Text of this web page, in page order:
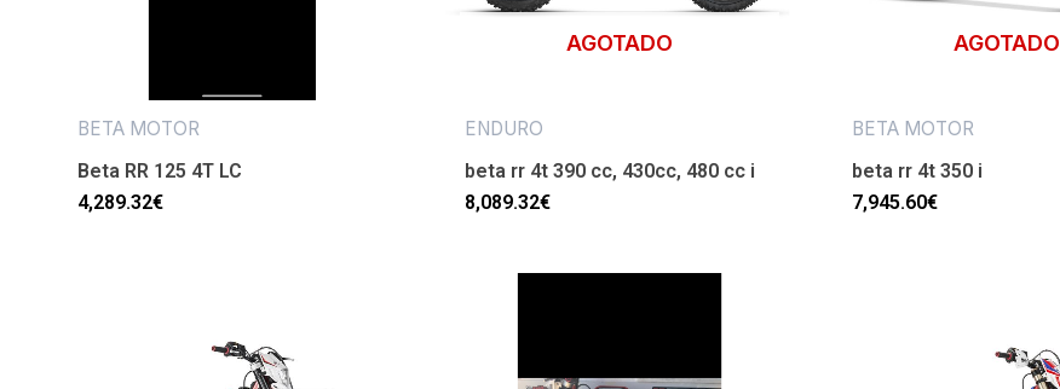
BETA MOTOR
Beta RR 125 4T LC
4,289.32€
AGOTADO
ENDURO
beta rr 4t 390 cc, 430cc, 480 cc i
8,089.32€
AGOTADO
BETA MOTOR
beta rr 4t 350 i
7,945.60€